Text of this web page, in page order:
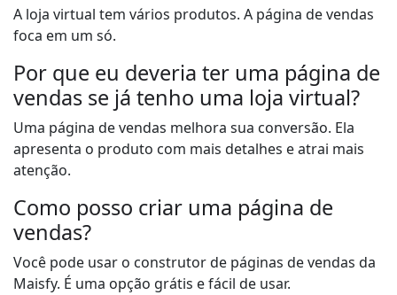
A loja virtual tem vários produtos. A página de vendas
foca em um só.
Por que eu deveria ter uma página de
vendas se já tenho uma loja virtual?
Uma página de vendas melhora sua conversão. Ela
apresenta o produto com mais detalhes e atrai mais
atenção.
Como posso criar uma página de
vendas?
Você pode usar o construtor de páginas de vendas da
Maisfy. É uma opção grátis e fácil de usar.